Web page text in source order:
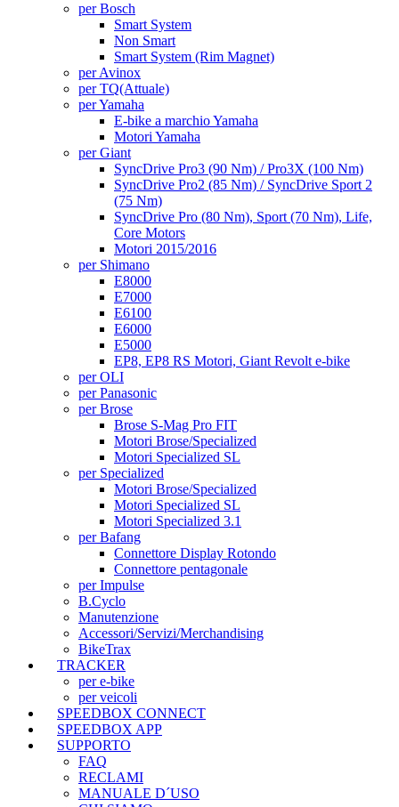
per Bosch
Smart System
Non Smart
Smart System (Rim Magnet)
per Avinox
per TQ(Attuale)
per Yamaha
E-bike a marchio Yamaha
Motori Yamaha
per Giant
SyncDrive Pro3 (90 Nm) / Pro3X (100 Nm)
SyncDrive Pro2 (85 Nm) / SyncDrive Sport 2
(75 Nm)
SyncDrive Pro (80 Nm), Sport (70 Nm), Life,
Core Motors
Motori 2015/2016
per Shimano
E8000
E7000
E6100
E6000
E5000
EP8, EP8 RS Motori, Giant Revolt e-bike
per OLI
per Panasonic
per Brose
Brose S-Mag Pro FIT
Motori Brose/Specialized
Motori Specialized SL
per Specialized
Motori Brose/Specialized
Motori Specialized SL
Motori Specialized 3.1
per Bafang
Connettore Display Rotondo
Connettore pentagonale
per Impulse
B.Cyclo
Manutenzione
Accessori/Servizi/Merchandising
BikeTrax
TRACKER
per e-bike
per veicoli
SPEEDBOX CONNECT
SPEEDBOX APP
SUPPORTO
FAQ
RECLAMI
MANUALE D´USO